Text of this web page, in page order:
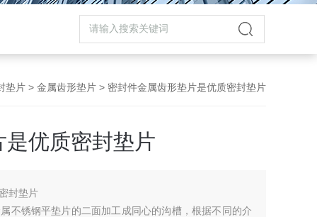
垫片 > 金属齿形垫片 > 密封件金属齿形垫片是优质密封垫片
优质密封垫片
封垫片
不锈钢平垫片的二面加工成同心的沟槽，根据不同的介